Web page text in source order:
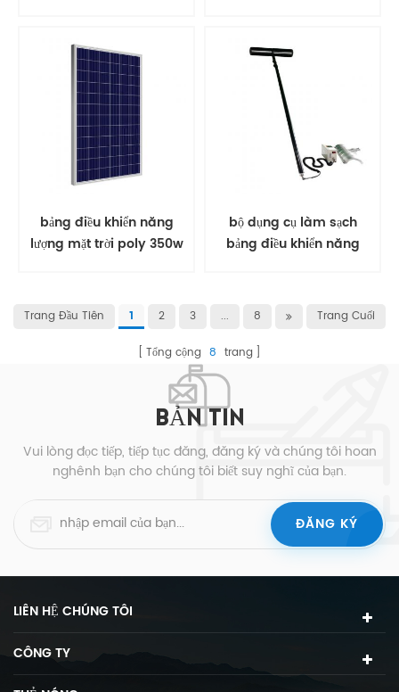
bảng điều khiển năng
lượng mặt trời poly 350w
bộ dụng cụ làm sạch
bảng điều khiển năng
Trang Đầu Tiên 1 2 3 ... 8 Trang Cuối
Tổng cộng 8 trang
BẢN TIN
Vui lòng đọc tiếp, tiếp tục đăng, đăng ký và chúng tôi hoan
nghênh bạn cho chúng tôi biết suy nghĩ của bạn.
LIÊN HỆ CHÚNG TÔI
CÔNG TY